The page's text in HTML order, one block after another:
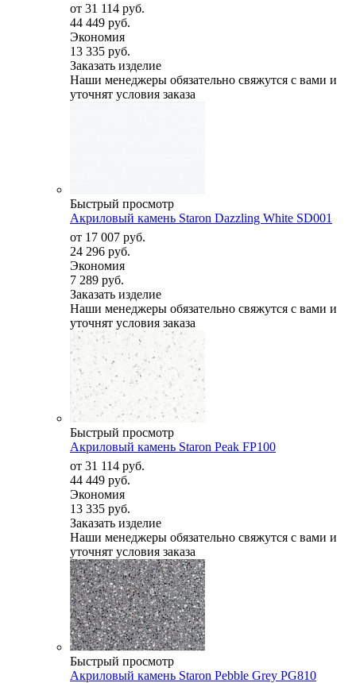
от 31 114 руб.
44 449 руб.
Экономия
13 335 руб.
Заказать изделие
Наши менеджеры обязательно свяжутся с вами и
уточнят условия заказа
Быстрый просмотр
Акриловый камень Staron Dazzling White SD001
от 17 007 руб.
24 296 руб.
Экономия
7 289 руб.
Заказать изделие
Наши менеджеры обязательно свяжутся с вами и
уточнят условия заказа
Быстрый просмотр
Акриловый камень Staron Peak FP100
от 31 114 руб.
44 449 руб.
Экономия
13 335 руб.
Заказать изделие
Наши менеджеры обязательно свяжутся с вами и
уточнят условия заказа
Быстрый просмотр
Акриловый камень Staron Pebble Grey PG810